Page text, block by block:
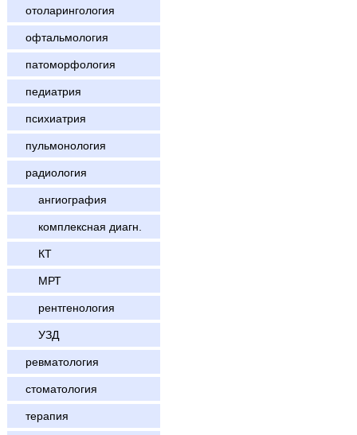
отоларингология
офтальмология
патоморфология
педиатрия
психиатрия
пульмонология
радиология
ангиография
комплексная диагн.
КТ
МРТ
рентгенология
УЗД
ревматология
стоматология
терапия